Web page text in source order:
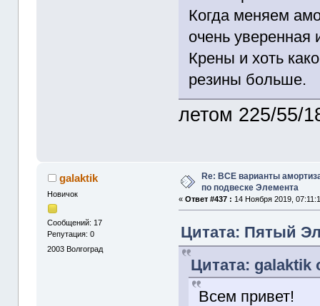
Когда меняем
очень уверенная
Крены и хоть
резины больше.
летом 225/55/
galaktik
Новичок
Сообщений: 17
Репутация: 0
2003 Волгоград
Re: ВСЕ варианты
по подвеске Элемента
«Ответ #437 : 14 Ноября 2019,
Цитата: Пятый
Цитата: galaktik
Всем привет!